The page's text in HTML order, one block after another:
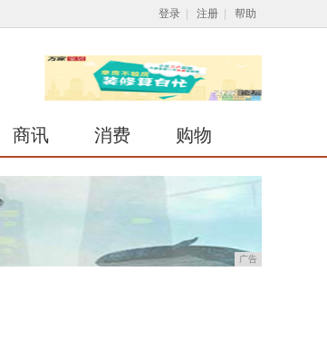
登录 注册 帮助
商讯 消费 购物
广告